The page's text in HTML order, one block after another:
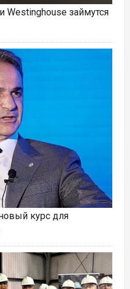
Westinghouse займутся
курс для